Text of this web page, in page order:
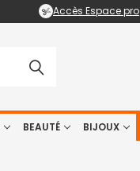
Accès Espace pro
BEAUTÉ BIJOUX